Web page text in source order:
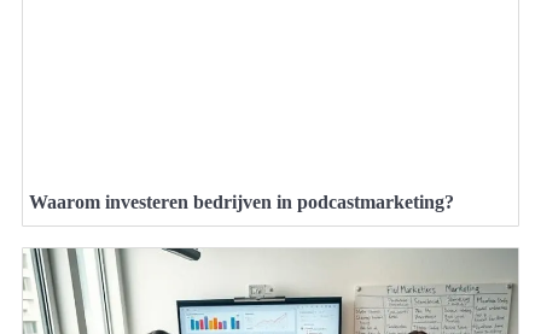
Waarom investeren bedrijven in podcastmarketing?